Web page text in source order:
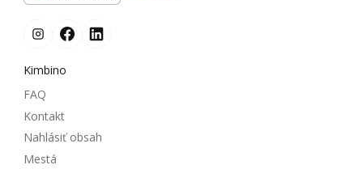
Kimbino
FAQ
Kontakt
Nahlásiť obsah
Mestá